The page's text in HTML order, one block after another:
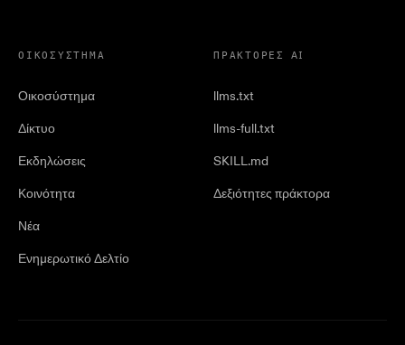
ΟΙΚΟΣΎΣΤΗΜΑ
Οικοσύστημα
Δίκτυο
Εκδηλώσεις
Κοινότητα
Νέα
Ενημερωτικό Δελτίο
ΠΡΆΚΤΟΡΕΣ AI
llms.txt
llms-full.txt
SKILL.md
Δεξιότητες πράκτορα